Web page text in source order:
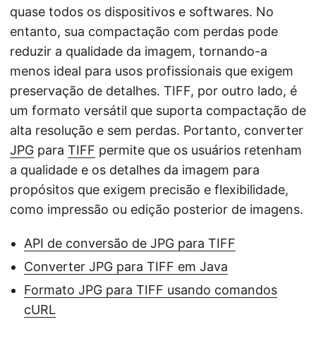
quase todos os dispositivos e softwares. No
entanto, sua compactação com perdas pode
reduzir a qualidade da imagem, tornando-a
menos ideal para usos profissionais que exigem
preservação de detalhes. TIFF, por outro lado, é
um formato versátil que suporta compactação de
alta resolução e sem perdas. Portanto, converter
JPG para TIFF permite que os usuários retenham
a qualidade e os detalhes da imagem para
propósitos que exigem precisão e flexibilidade,
como impressão ou edição posterior de imagens.
API de conversão de JPG para TIFF
Converter JPG para TIFF em Java
Formato JPG para TIFF usando comandos
cURL